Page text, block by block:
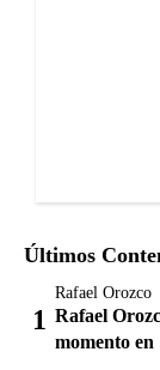
Últimos
Rafael Orozco
Rafael
momento en